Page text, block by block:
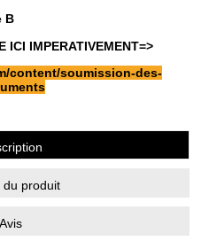
B
ICI IMPERATIVEMENT=>
content/soumission-des-
du produit
Avis